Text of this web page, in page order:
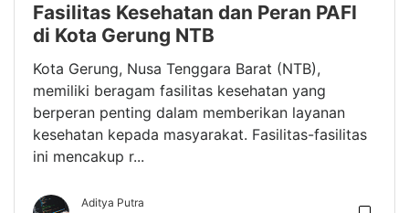
Fasilitas Kesehatan dan Peran PAFI
di Kota Gerung NTB
Kota Gerung, Nusa Tenggara Barat (NTB),
memiliki beragam fasilitas kesehatan yang
berperan penting dalam memberikan layanan
kesehatan kepada masyarakat. Fasilitas-fasilitas
ini mencakup r...
Aditya Putra